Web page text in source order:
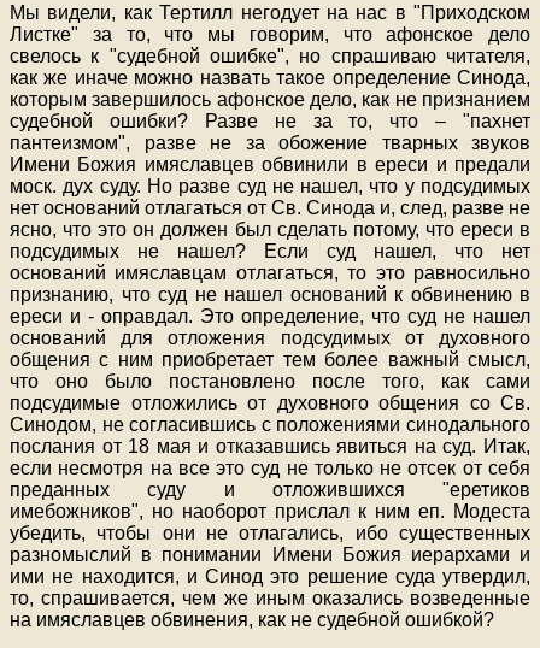
Мы видели, как Тертилл негодует на нас в "Приходском
Листке" за то, что мы говорим, что афонское дело
свелось к "судебной ошибке", но спрашиваю читателя,
как же иначе можно назвать такое определение Синода,
которым завершилось афонское дело, как не признанием
судебной ошибки? Разве не за то, что – "пахнет
пантеизмом", разве не за обожение тварных звуков
Имени Божия имяславцев обвинили в ереси и предали
моск. дух суду. Но разве суд не нашел, что у подсудимых
нет оснований отлагаться от Св. Синода и, след, разве не
ясно, что это он должен был сделать потому, что ереси в
подсудимых не нашел? Если суд нашел, что нет
оснований имяславцам отлагаться, то это равносильно
признанию, что суд не нашел оснований к обвинению в
ереси и - оправдал. Это определение, что суд не нашел
оснований для отложения подсудимых от духовного
общения с ним приобретает тем более важный смысл,
что оно было постановлено после того, как сами
подсудимые отложились от духовного общения со Св.
Синодом, не согласившись с положениями синодального
послания от 18 мая и отказавшись явиться на суд. Итак,
если несмотря на все это суд не только не отсек от себя
преданных суду и отложившихся "еретиков
имебожников", но наоборот прислал к ним еп. Модеста
убедить, чтобы они не отлагались, ибо существенных
разномыслий в понимании Имени Божия иерархами и
ими не находится, и Синод это решение суда утвердил,
то, спрашивается, чем же иным оказались возведенные
на имяславцев обвинения, как не судебной ошибкой?